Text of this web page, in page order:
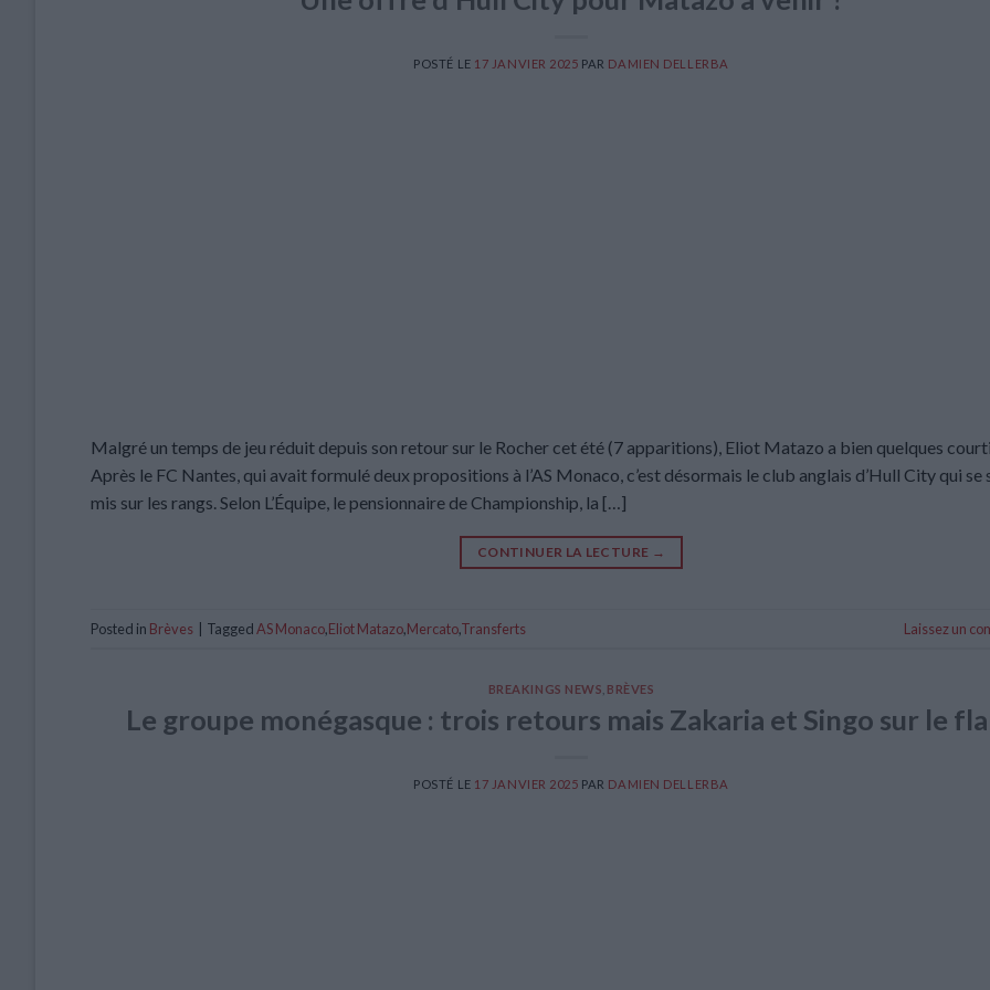
POSTÉ LE 17 JANVIER 2025 PAR DAMIEN DELLERBA
Malgré un temps de jeu réduit depuis son retour sur le Rocher cet été (7 apparitions), Eliot Matazo a bien quelques
Après le FC Nantes, qui avait formulé deux propositions à l’AS Monaco, c’est désormais le club anglais d’Hull City qui se
mis sur les rangs. Selon L’Équipe, le pensionnaire de Championship, la […]
CONTINUER LA LECTURE →
Posted in Brèves TaggedAS Monaco,Eliot Matazo,Mercato,Transferts Laissez un
BREAKINGS NEWS BRÈVES
Le groupe monégasque : trois retours mais Zakaria et Singo sur le
POSTÉ LE 17 JANVIER 2025 PAR DAMIEN DELLERBA